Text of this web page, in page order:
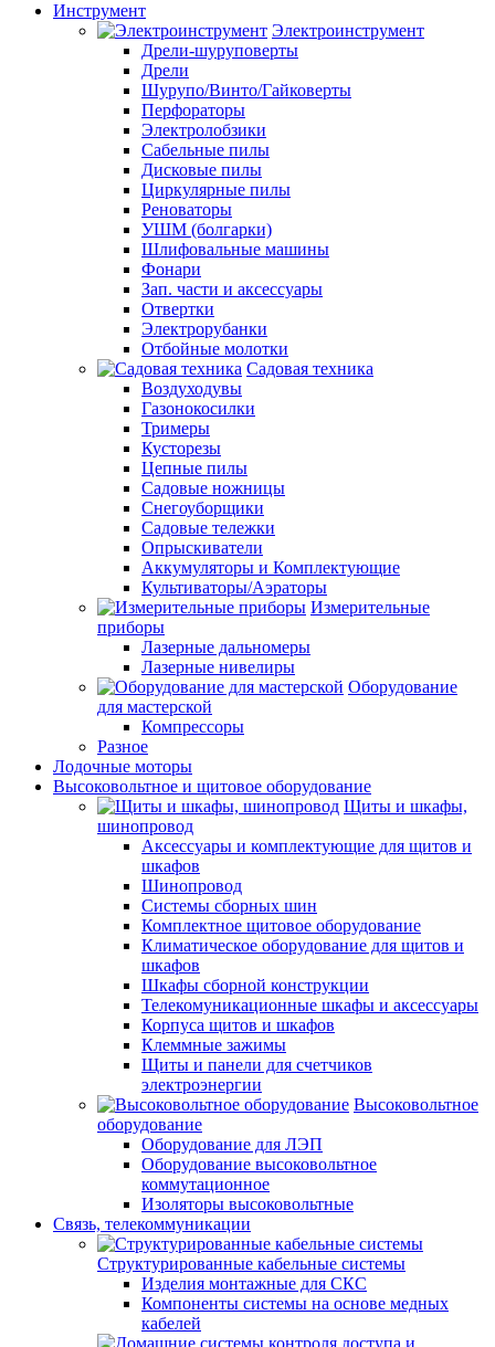
Инструмент
Электроинструмент
Дрели-шуруповерты
Дрели
Шурупо/Винто/Гайковерты
Перфораторы
Электролобзики
Сабельные пилы
Дисковые пилы
Циркулярные пилы
Реноваторы
УШМ (болгарки)
Шлифовальные машины
Фонари
Зап. части и аксессуары
Отвертки
Электрорубанки
Отбойные молотки
Садовая техника
Воздуходувы
Газонокосилки
Тримеры
Кусторезы
Цепные пилы
Садовые ножницы
Снегоуборщики
Садовые тележки
Опрыскиватели
Аккумуляторы и Комплектующие
Культиваторы/Аэраторы
Измерительные
приборы
Лазерные дальномеры
Лазерные нивелиры
Оборудование
для мастерской
Компрессоры
Разное
Лодочные моторы
Высоковольтное и щитовое оборудование
Щиты и шкафы,
шинопровод
Аксессуары и комплектующие для щитов и
шкафов
Шинопровод
Системы сборных шин
Комплектное щитовое оборудование
Климатическое оборудование для щитов и
шкафов
Шкафы сборной конструкции
Телекомуникационные шкафы и аксессуары
Корпуса щитов и шкафов
Клеммные зажимы
Щиты и панели для счетчиков
электроэнергии
Высоковольтное
оборудование
Оборудование для ЛЭП
Оборудование высоковольтное
коммутационное
Изоляторы высоковольтные
Связь, телекоммуникации
Структурированные кабельные системы
Изделия монтажные для СКС
Компоненты системы на основе медных
кабелей